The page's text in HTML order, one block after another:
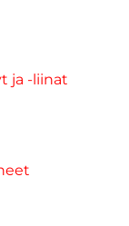
ja -liinat